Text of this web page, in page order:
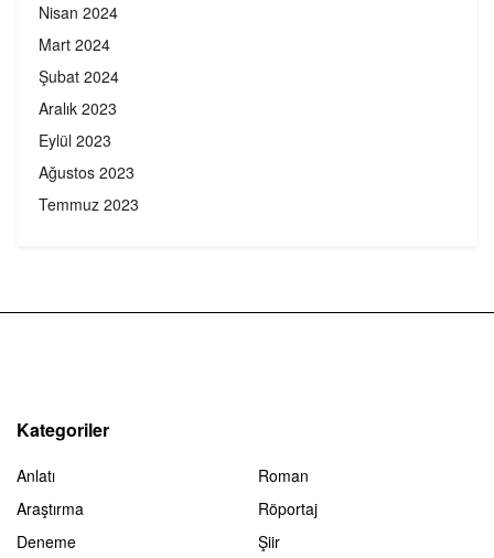
Nisan 2024
Mart 2024
Şubat 2024
Aralık 2023
Eylül 2023
Ağustos 2023
Temmuz 2023
Kategoriler
Anlatı
Araştırma
Deneme
Roman
Röportaj
Şiir